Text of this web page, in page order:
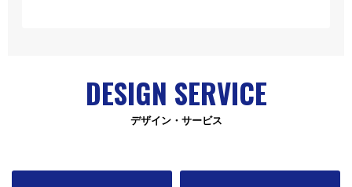
DESIGN SERVICE
デザイン・サービス